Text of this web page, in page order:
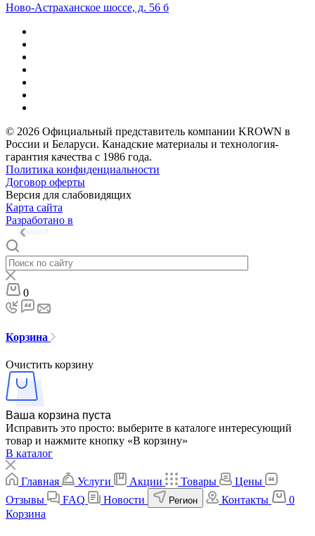
Ново-Астраханское шоссе, д. 56 б
© 2026 Официальный представитель компании KROWN в
России и Беларуси. Канадские материалы и технология-
гарантия качества с 1986 года.
Политика конфиденциальности
Договор оферты
Версия для слабовидящих
Карта сайта
Разработано в
0
Корзина
Очистить корзину
Ваша корзина пуста
Исправить это просто: выберите в каталоге интересующий
товар и нажмите кнопку «В корзину»
В каталог
Главная Услуги Акции Товары
Цены
Отзывы
FAQ Новости Регион Контакты
0
Корзина